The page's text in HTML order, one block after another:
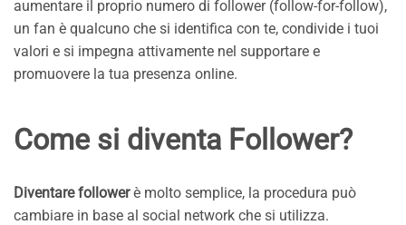
aumentare il proprio numero di follower (follow-for-follow),
un fan è qualcuno che si identifica con te, condivide i tuoi
valori e si impegna attivamente nel supportare e
promuovere la tua presenza online.
Come si diventa Follower?
Diventare followerè molto semplice, la procedura può
cambiare in base al social network che si utilizza.